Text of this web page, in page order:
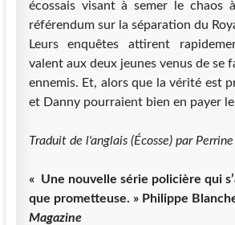
écossais visant à semer le chaos
référendum sur la séparation du
Leurs enquêtes attirent
valent aux deux jeunes venus de se
ennemis. Et, alors que la vérité est
et Danny pourraient bien en payer
Traduit de l'anglais (Écosse) par
« Une nouvelle série policière qui
que prometteuse. » Philippe
Magazine